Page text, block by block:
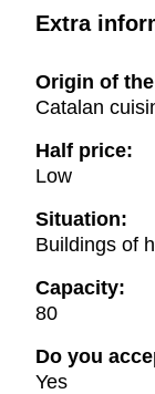
Extra
Origin of
Catalan
Half price:
Low
Situation:
Buildings of
Capacity:
80
Do you
Yes